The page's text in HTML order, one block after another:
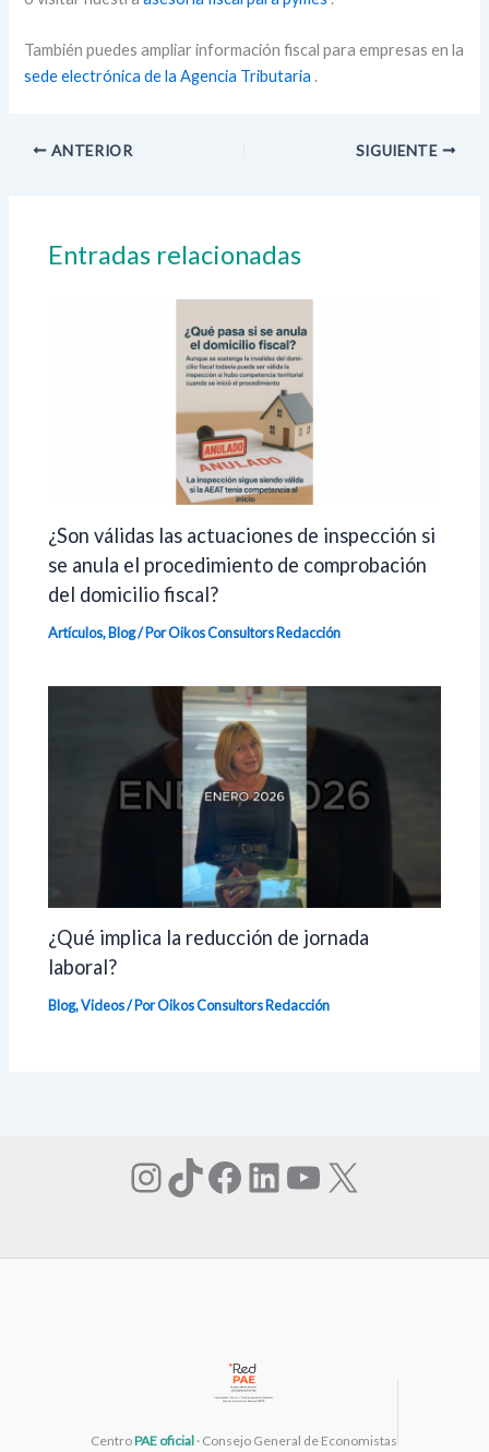
También puedes ampliar información fiscal para empresas en la
sede electrónica de la Agencia Tributaria .
ANTERIOR SIGUIENTE
Entradas relacionadas
¿Son válidas las actuaciones de inspección si
se anula el procedimiento de comprobación
del domicilio fiscal?
Artículos,Blog/ Por Oikos ConsultorsRedacción
¿Qué implica la reducción de jornada
laboral?
Blog,Videos/ Por Oikos ConsultorsRedacción
Instagram
TikTok
Facebook
LinkedIn
YouTube
X
CentroPAE oficial · Consejo General de Economistas